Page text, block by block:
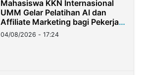
Mahasiswa KKN Internasional
UMM Gelar Pelatihan AI dan
Affiliate Marketing bagi Pekerja
Migran Indonesia di Taiwan
04/08/2026 - 17:24